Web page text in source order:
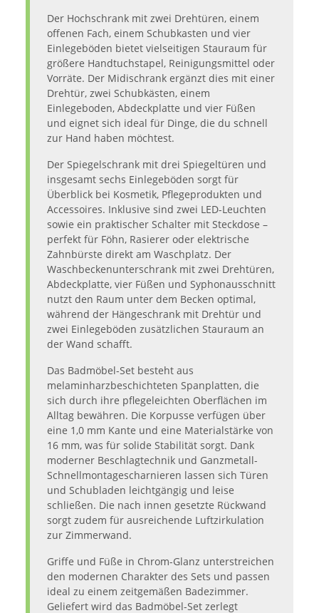
Der Hochschrank mit zwei Drehtüren, einem
offenen Fach, einem Schubkasten und vier
Einlegeböden bietet vielseitigen Stauraum für
größere Handtuchstapel, Reinigungsmittel oder
Vorräte. Der Midischrank ergänzt dies mit einer
Drehtür, zwei Schubkästen, einem
Einlegeboden, Abdeckplatte und vier Füßen
und eignet sich ideal für Dinge, die du schnell
zur Hand haben möchtest.
Der Spiegelschrank mit drei Spiegeltüren und
insgesamt sechs Einlegeböden sorgt für
Überblick bei Kosmetik, Pflegeprodukten und
Accessoires. Inklusive sind zwei LED-Leuchten
sowie ein praktischer Schalter mit Steckdose –
perfekt für Föhn, Rasierer oder elektrische
Zahnbürste direkt am Waschplatz. Der
Waschbeckenunterschrank mit zwei Drehtüren,
Abdeckplatte, vier Füßen und Syphonausschnitt
nutzt den Raum unter dem Becken optimal,
während der Hängeschrank mit Drehtür und
zwei Einlegeböden zusätzlichen Stauraum an
der Wand schafft.
Das Badmöbel-Set besteht aus
melaminharzbeschichteten Spanplatten, die
sich durch ihre pflegeleichten Oberflächen im
Alltag bewähren. Die Korpusse verfügen über
eine 1,0 mm Kante und eine Materialstärke von
16 mm, was für solide Stabilität sorgt. Dank
moderner Beschlagtechnik und Ganzmetall-
Schnellmontagescharnieren lassen sich Türen
und Schubladen leichtgängig und leise
schließen. Die nach innen gesetzte Rückwand
sorgt zudem für ausreichende Luftzirkulation
zur Zimmerwand.
Griffe und Füße in Chrom-Glanz unterstreichen
den modernen Charakter des Sets und passen
ideal zu einem zeitgemäßen Badezimmer.
Geliefert wird das Badmöbel-Set zerlegt